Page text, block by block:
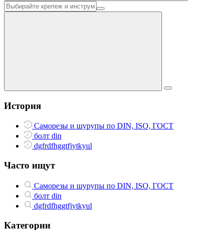
История
Саморезы и шурупы по DIN, ISO, ГОСТ
болт din
dgfrdfhggtfjytkyul
Часто ищут
Саморезы и шурупы по DIN, ISO, ГОСТ
болт din
dgfrdfhggtfjytkyul
Категории